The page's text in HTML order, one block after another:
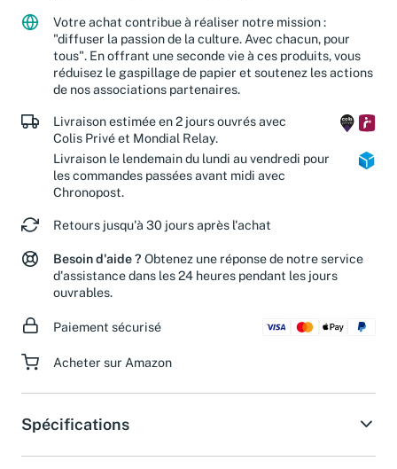
Votre achat contribue à réaliser notre mission :
"diffuser la passion de la culture. Avec chacun, pour
tous". En offrant une seconde vie à ces produits, vous
réduisez le gaspillage de papier et soutenez les actions
de nos associations partenaires.
Livraison estimée en 2 jours ouvrés avec
Colis Privé et Mondial Relay.
Livraison le lendemain du lundi au vendredi pour
les commandes passées avant midi avec
Chronopost.
Retours jusqu'à 30 jours après l'achat
Besoin d'aide ? Obtenez une réponse de notre service
d'assistance dans les 24 heures pendant les jours
ouvrables.
Paiement sécurisé
Acheter sur Amazon
Spécifications